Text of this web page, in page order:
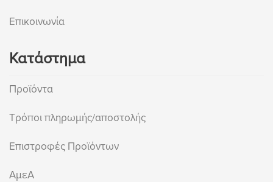
Επικοινωνία
Κατάστημα
Προϊόντα
Τρόποι πληρωμής/αποστολής
Επιστροφές Προϊόντων
ΑμεΑ